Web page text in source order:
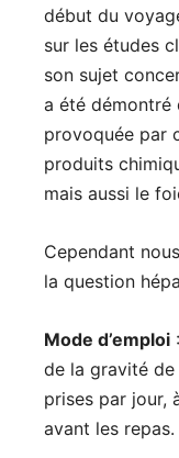
début du
sur les études
son sujet
a été démontré
provoquée par
produits
mais aussi le
Cependant
la question
Mode d’emploi
de la gravité de
prises par jour,
avant les repas.